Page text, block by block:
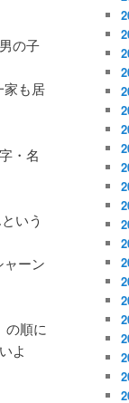
の子
家も居
・名
いう
ーン
の順に
よ